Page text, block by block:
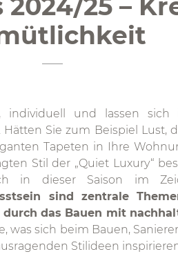
individuell und lassen sich
Sie zum Beispiel Lust,
Tapeten in Ihre
Stil der „Quiet Luxury“
in dieser Saison im
sind zentrale
das Bauen mit
was sich beim Bauen,
Stilideen